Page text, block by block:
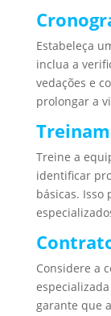
Estabeleça
inclua a
vedações e
prolongar a
Treine a
identificar
básicas. Isso
Considere a
garante que